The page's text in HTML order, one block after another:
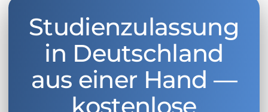
Studienzulassung
in Deutschland
aus einer Hand —
kostenlose